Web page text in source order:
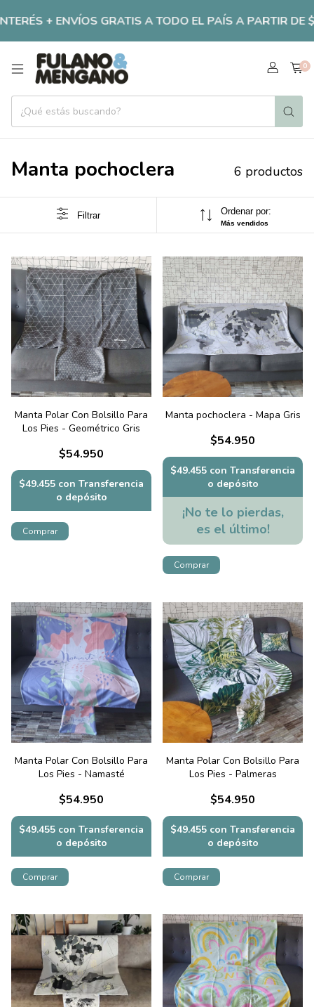
+ ENVÍOS GRATIS A TODO EL PAÍS A PARTIR DE
0
Manta pochoclera 6 productos
Filtrar Ordenar por:
Más vendidos
Manta Polar Con Bolsillo Para
Los Pies - Geométrico Gris
$54.950
$49.455 con Transferencia
o depósito
Manta pochoclera - Mapa Gris
$54.950
$49.455 con Transferencia
o depósito
¡No te lo pierdas,
es el último!
Manta Polar Con Bolsillo Para
Los Pies - Namasté
$54.950
$49.455 con Transferencia
o depósito
Manta Polar Con Bolsillo Para
Los Pies - Palmeras
$54.950
$49.455 con Transferencia
o depósito